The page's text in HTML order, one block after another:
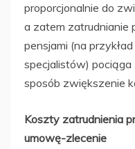
proporcjonalnie do
a zatem zatrudnianie
pensjami (na
specjalistów)
sposób zwiększenie
Koszty zatrudnienia
umowę-zlecenie